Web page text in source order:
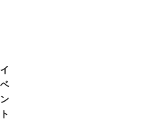
イ
ベ
ン
ト